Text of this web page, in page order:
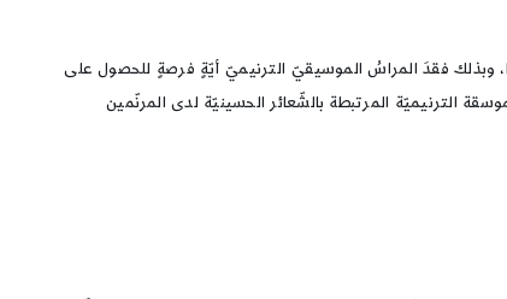
وبذلك فقدَ المراسُ الموسيقيّ الترنيميّ أيّةٍ فرصةٍ للحصول على
الترنيميّة المرتبطة بالشّعائر الحسينيّة لدى المرنّمين